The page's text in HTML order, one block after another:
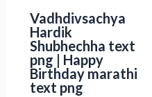
Vadhdivsachya
Hardik
Shubhechha text
png | Happy
Birthday marathi
text png